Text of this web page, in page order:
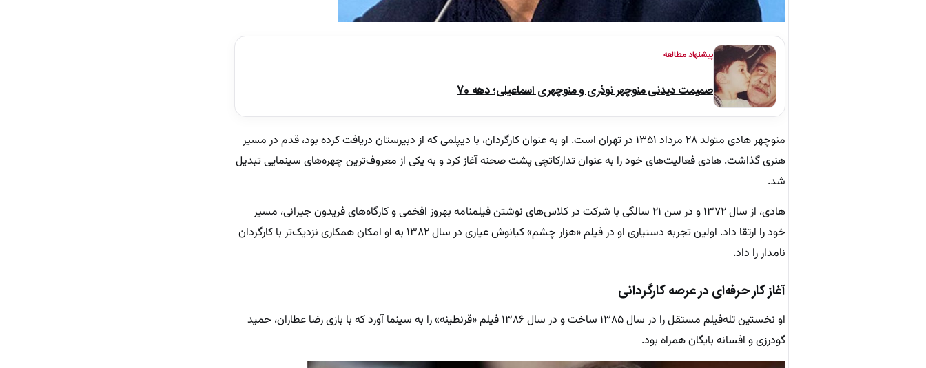
پیشنهاد مطالعه
صمیمت دیدنی منوچهر نوذری و منوچهری اسماعیلی؛ دهه 70
منوچهر هادی متولد ۲۸ مرداد ۱۳۵۱ در تهران است. او به عنوان کارگردان، با دیپلمی که از دبیرستان دریافت کرده بود، قدم در مسیر
هنری گذاشت. هادی فعالیت‌های خود را به عنوان تدارکاتچی پشت صحنه آغاز کرد و به یکی از معروف‌ترین چهره‌های سینمایی تبدیل
شد.
هادی، از سال ۱۳۷۲ و در سن ۲۱ سالگی با شرکت در کلاس‌های نوشتن فیلمنامه بهروز افخمی و کارگاه‌های فریدون جیرانی، مسیر
خود را ارتقا داد. اولین تجربه دستیاری او در فیلم «هزار چشم» کیانوش عیاری در سال ۱۳۸۲ به او امکان همکاری نزدیک‌تر با کارگردان
نامدار را داد.
آغاز کار حرفه‌ای در عرصه کارگردانی
او نخستین تله‌فیلم مستقل را در سال ۱۳۸۵ ساخت و در سال ۱۳۸۶ فیلم «قرنطینه» را به سینما آورد که با بازی رضا عطاران، حمید
گودرزی و افسانه بایگان همراه بود.